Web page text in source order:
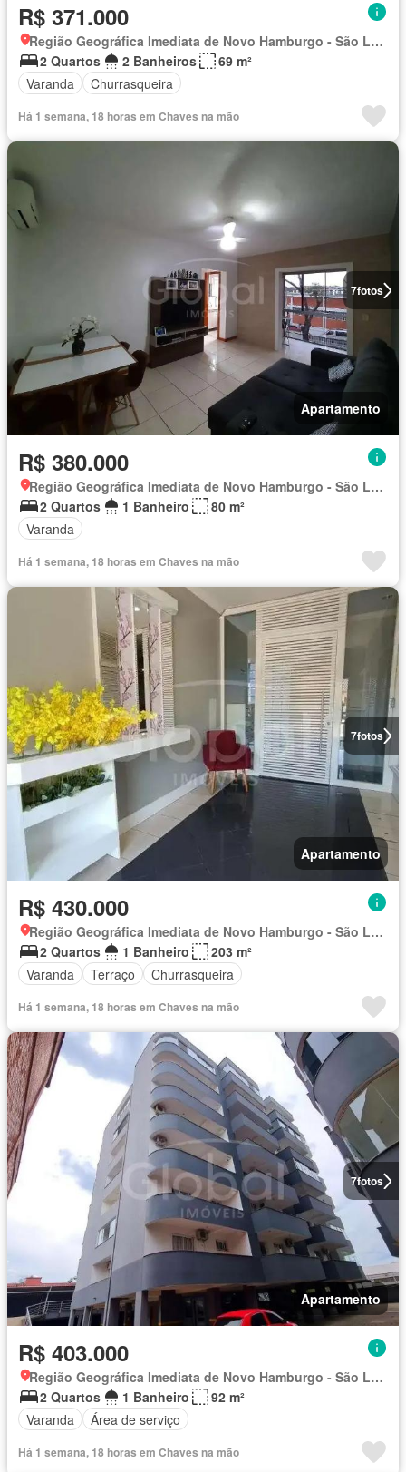
R$ 371.000
Região Geográfica Imediata de Novo Hamburgo - São Leopoldo, Região Metropolitana de Porto Alegre
2 Quartos
2 Banheiros
69 m²
Varanda
Churrasqueira
Há 1 semana, 18 horas em Chaves na mão
7fotos
Apartamento
R$ 380.000
Região Geográfica Imediata de Novo Hamburgo - São Leopoldo, Região Metropolitana de Porto Alegre
2 Quartos
1 Banheiro
80 m²
Varanda
Há 1 semana, 18 horas em Chaves na mão
7fotos
Apartamento
R$ 430.000
Região Geográfica Imediata de Novo Hamburgo - São Leopoldo, Região Metropolitana de Porto Alegre
2 Quartos
1 Banheiro
203 m²
Varanda
Terraço Churrasqueira
Há 1 semana, 18 horas em Chaves na mão
7fotos
Apartamento
R$ 403.000
Região Geográfica Imediata de Novo Hamburgo - São Leopoldo, Região Metropolitana de Porto Alegre
2 Quartos
1 Banheiro
92 m²
Varanda
Área de serviço
Há 1 semana, 18 horas em Chaves na mão